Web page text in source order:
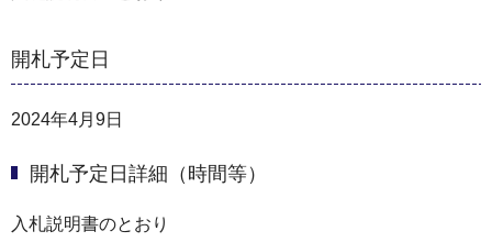
開札予定日
2024年4月9日
開札予定日詳細（時間等）
入札説明書のとおり